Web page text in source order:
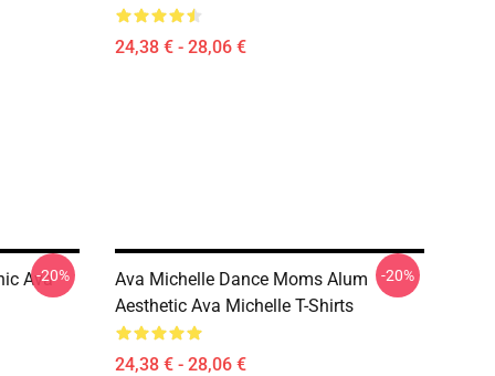
24,38 € - 28,06 €
Ava-20%
Ava Michelle Dance Moms Alum
Aesthetic Ava Michelle T-Shirts
24,38 € - 28,06 €
-20%